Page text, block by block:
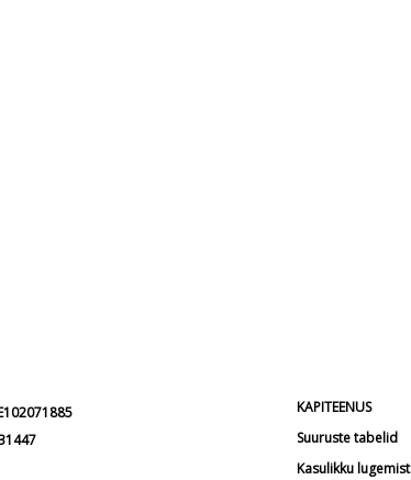
KAPITEENUS
Suuruste tabelid
Kasulikku lugemist